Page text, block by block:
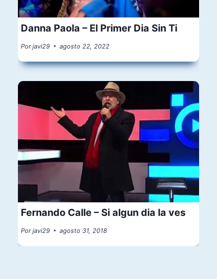
Danna Paola – El Primer Dia Sin Ti
Por javi29 agosto 22, 2022
Fernando Calle – Si algun dia la ves
Por javi29 agosto 31, 2018